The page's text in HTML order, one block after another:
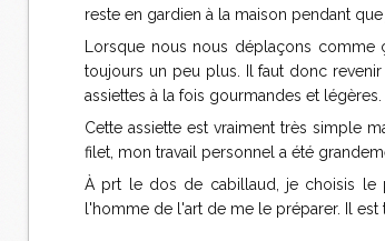
reste en gardien à la maison pendant
Lorsque nous nous déplaçons
toujours un peu plus. Il faut donc
assiettes à la fois gourmandes et légères.
Cette assiette est vraiment très simple
filet, mon travail personnel a été
À prt le dos de cabillaud, je choisis le
l'homme de l'art de me le préparer. Il